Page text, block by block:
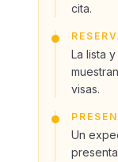
cita.
La lista
visas.
Un